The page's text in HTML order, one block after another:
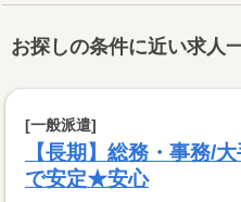
お探しの条件に近い求人
[一般派遣]
【長期】総務・事務/
で安定★安心